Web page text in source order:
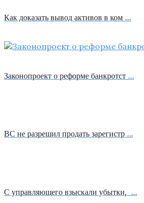
Как доказать вывод активов в ком …
Законопроект о реформе банкротст …
ВС не разрешил продать зарегистр …
С управляющего взыскали убытки, …